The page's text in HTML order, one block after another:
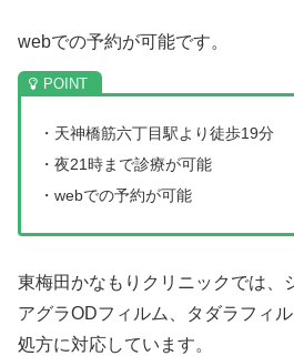
webでの予約が可能です。
・天神橋筋六丁目駅より徒歩19分
・夜21時まで診療が可能
・webでの予約が可能
東梅田かなもりクリニックでは、
アグラODフィルム、タダラフィ
処方に対応しています。